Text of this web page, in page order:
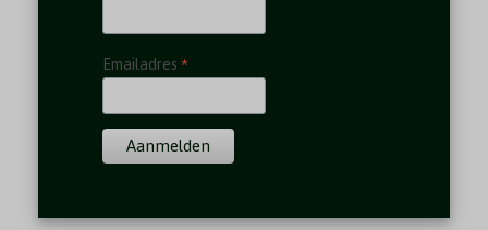
Emailadres *